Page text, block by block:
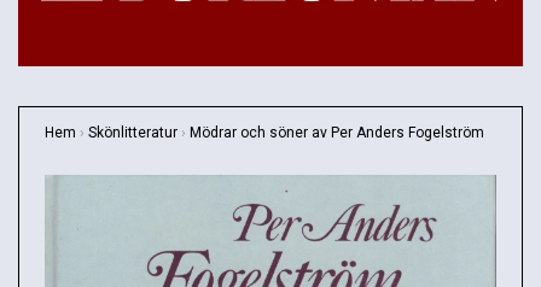
Hem › Skönlitteratur › Mödrar och söner av Per Anders Fogelström